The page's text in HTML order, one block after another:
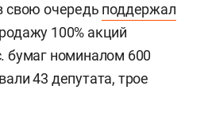
свою очередь поддержал
100% акций
бумаг номиналом 600
43 депутата, трое